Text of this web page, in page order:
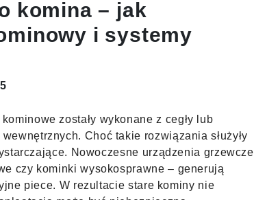
komina – jak
i systemy
zostały wykonane z cegły lub
Choć takie rozwiązania służyły
Nowoczesne urządzenia grzewcze
czy kominki wysokosprawne – generują
piece. W rezultacie stare kominy nie